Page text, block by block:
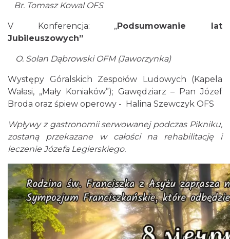
Istebna
Święto Jagnięciny w Istebnej
Istebna
2026-08-15
1.91 km
Br. Tomasz Kowal OFS
V Konferencja: „Podsumowanie lat
Jubileuszowych”
O. Solan Dąbrowski OFM (Jaworzynka)
Występy Góralskich Zespołów Ludowych (Kapela
Wałasi, „Mały Koniaków”); Gawędziarz – Pan Józef
Broda oraz śpiew operowy - Halina Szewczyk OFS
Wpływy z gastronomii serwowanej podczas Pikniku,
zostaną przekazane w całości na rehabilitację i
leczenie Józefa Legierskiego.